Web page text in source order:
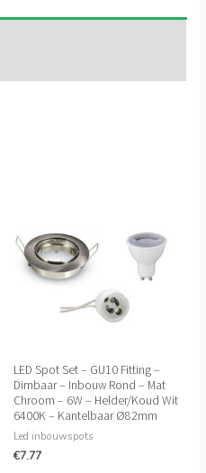
LED Spot Set – GU10 Fitting –
Dimbaar – Inbouw Rond – Mat
Chroom – 6W – Helder/Koud Wit
6400K – Kantelbaar Ø82mm
Led inbouwspots
€7.77